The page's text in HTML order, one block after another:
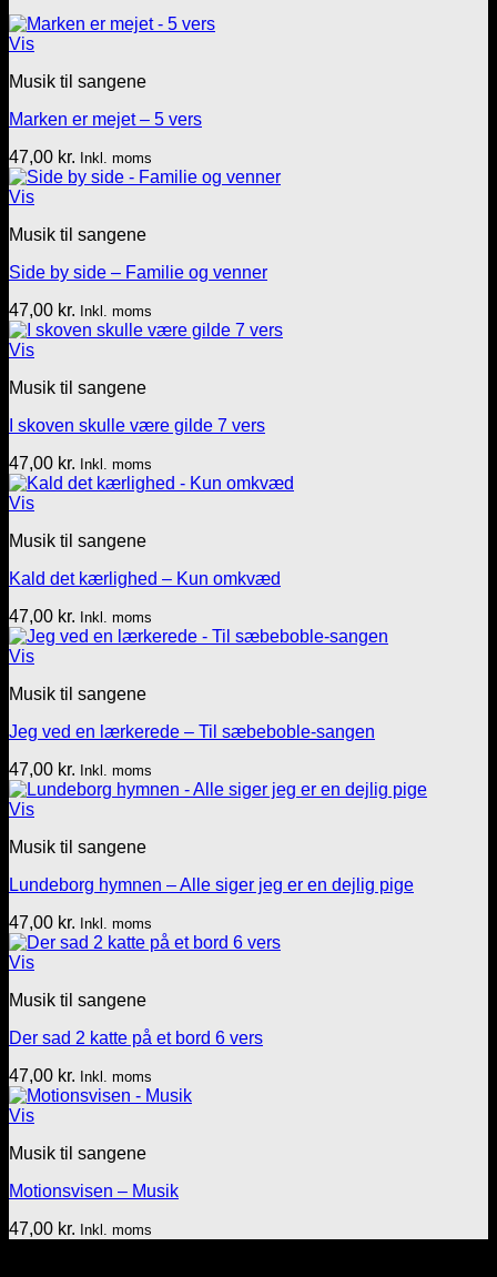
vers
antal
Vis
Musik til sangene
Marken er mejet – 5 vers
47,00 kr. Inkl. moms
Vis
Musik til sangene
Side by side – Familie og venner
47,00 kr. Inkl. moms
Vis
Musik til sangene
I skoven skulle være gilde 7 vers
47,00 kr. Inkl. moms
Vis
Musik til sangene
Kald det kærlighed – Kun omkvæd
47,00 kr. Inkl. moms
Vis
Musik til sangene
Jeg ved en lærkerede – Til sæbeboble-sangen
47,00 kr. Inkl. moms
Vis
Musik til sangene
Lundeborg hymnen – Alle siger jeg er en dejlig pige
47,00 kr. Inkl. moms
Vis
Musik til sangene
Der sad 2 katte på et bord 6 vers
47,00 kr. Inkl. moms
Vis
Musik til sangene
Motionsvisen – Musik
47,00 kr. Inkl. moms